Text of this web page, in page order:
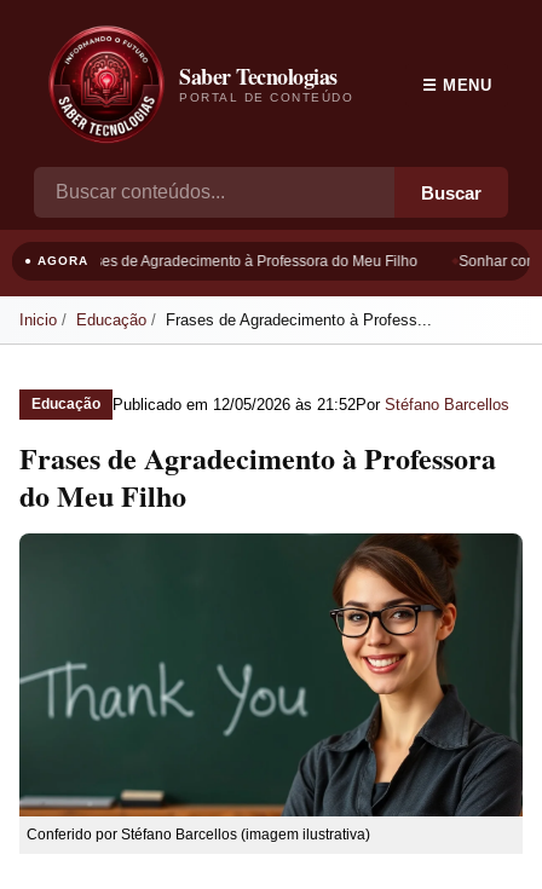
Saber Tecnologias
PORTAL DE CONTEÚDO
Buscar
☰ MENU
● AGORAFrases de Agradecimento à Professora do Meu Filho Sonhar com
Inicio Educação Frases de Agradecimento à Profess...
Educação Publicado em 12/05/2026 às 21:52Por Stéfano Barcellos
Frases de Agradecimento à Professora
do Meu Filho
Conferido por Stéfano Barcellos (imagem ilustrativa)